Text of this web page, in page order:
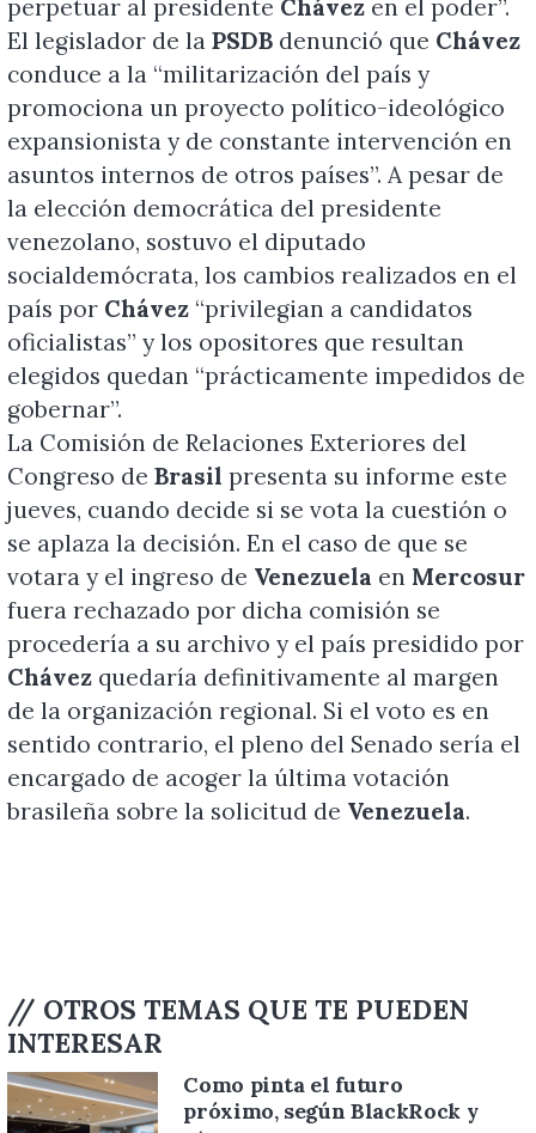
perpetuar al presidente Chávezen el poder”.
El legislador de la PSDB denunció que Chávez
conduce a la “militarización del país y
promociona un proyecto político-ideológico
expansionista y de constante intervención en
asuntos internos de otros países”. A pesar de
la elección democrática del presidente
venezolano, sostuvo el diputado
socialdemócrata, los cambios realizados en el
país por Chávez“privilegian a candidatos
oficialistas” y los opositores que resultan
elegidos quedan “prácticamente impedidos de
gobernar”.
La Comisión de Relaciones Exteriores del
Congreso de Brasil presenta su informe este
jueves, cuando decide si se vota la cuestión o
se aplaza la decisión. En el caso de que se
votara y el ingreso de Venezuela en Mercosur
fuera rechazado por dicha comisión se
procedería a su archivo y el país presidido por
Chávezquedaría definitivamente al margen
de la organización regional. Si el voto es en
sentido contrario, el pleno del Senado sería el
encargado de acoger la última votación
brasileña sobre la solicitud de Venezuela.
// OTROS TEMAS QUE TE PUEDEN
INTERESAR
Como pinta el futuro
próximo, según BlackRock y